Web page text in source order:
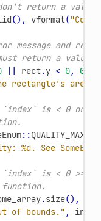
return a value.
(), vformat(
message and
return a value.
|| rect.y < 0, 0
rectangle's area."
is < 0 or >=
::QUALITY_MAX
%d. See
is < 0 >=
.size(),
of bounds." , index